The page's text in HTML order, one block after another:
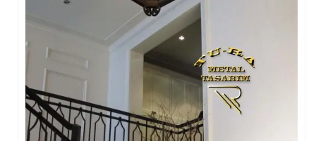
FERFORJE GARAJ KAPISI MODELLERİ
FERFORJE DUVAR ÜSTÜ KORKULUK MODELLERİ
FERFORJE BALKON KORKULUK MODELLERİ
FERFORJE MERDİVEN KORKULUK MODELLERİ
DEMİR MERDİVEN MODELLERİ